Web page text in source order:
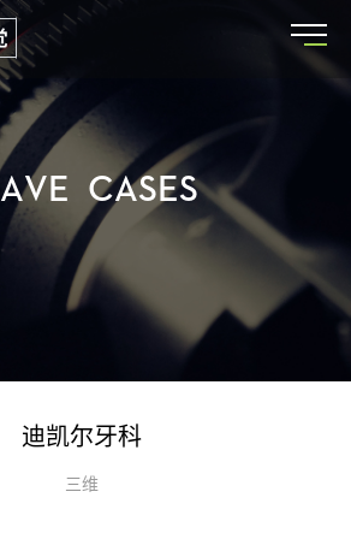
AV E CAS ES
迪凯尔牙科
三维